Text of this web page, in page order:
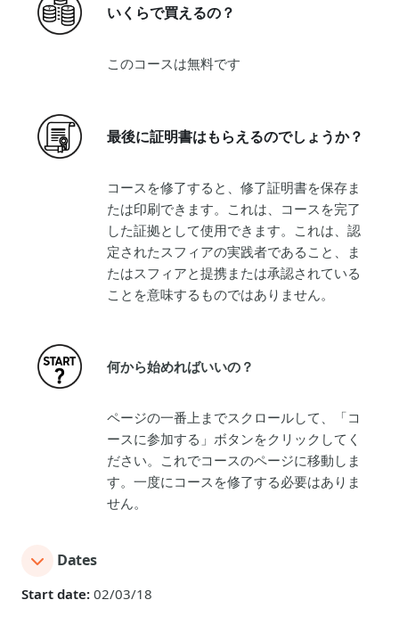
いくらで買えるの？
このコースは無料です
最後に証明書はもらえるのでしょうか？
コースを修了すると、修了証明書を保存ま
たは印刷できます。これは、コースを完了
した証拠として使用できます。これは、認
定されたスフィアの実践者であること、ま
たはスフィアと提携または承認されている
ことを意味するものではありません。
何から始めればいいの？
ページの一番上までスクロールして、「コ
ースに参加する」ボタンをクリックしてく
ださい。これでコースのページに移動しま
す。一度にコースを修了する必要はありま
せん。
Dates
Start date: 02/03/18